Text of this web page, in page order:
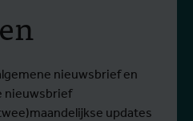
nieuwsbrief en
nieuwsbrief
updates